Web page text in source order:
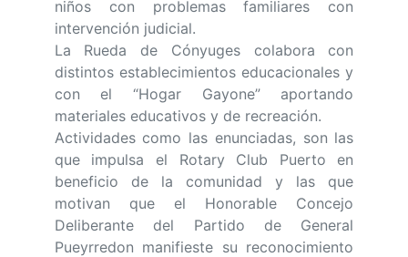
niños con problemas familiares con
intervención judicial.
La Rueda de Cónyuges colabora con
distintos establecimientos educacionales y
con el “Hogar Gayone” aportando
materiales educativos y de recreación.
Actividades como las enunciadas, son las
que impulsa el Rotary Club Puerto en
beneficio de la comunidad y las que
motivan que el Honorable Concejo
Deliberante del Partido de General
Pueyrredon manifieste su reconocimiento